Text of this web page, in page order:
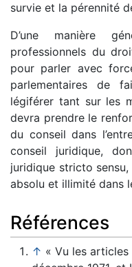
survie et la pérennité
D’une manière
professionnels du
pour parler avec
parlementaires de
légiférer tant sur les
devra prendre le
du conseil dans
conseil juridique,
juridique stricto sensu,
absolu et illimité dans
Références
↑ « Vu les articles